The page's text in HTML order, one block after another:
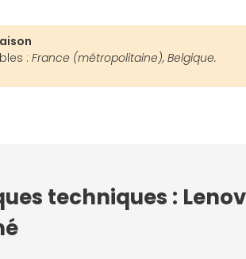
: France (métropolitaine), Belgique.
techniques : Lenovo